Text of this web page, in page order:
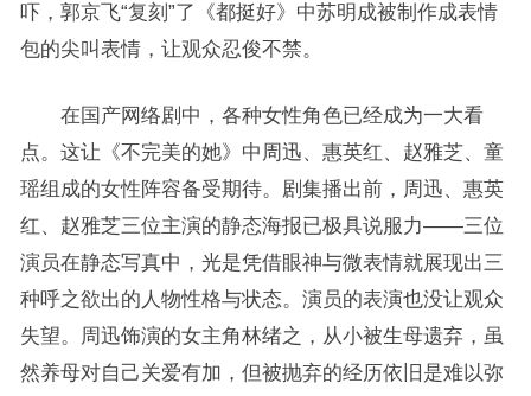
吓，郭京飞“复刻”了《都挺好》中苏明成被制作成表情
包的尖叫表情，让观众忍俊不禁。
在国产网络剧中，各种女性角色已经成为一大看
点。这让《不完美的她》中周迅、惠英红、赵雅芝、童
瑶组成的女性阵容备受期待。剧集播出前，周迅、惠英
红、赵雅芝三位主演的静态海报已极具说服力——三位
演员在静态写真中，光是凭借眼神与微表情就展现出三
种呼之欲出的人物性格与状态。演员的表演也没让观众
失望。周迅饰演的女主角林绪之，从小被生母遗弃，虽
然养母对自己关爱有加，但被抛弃的经历依旧是难以弥